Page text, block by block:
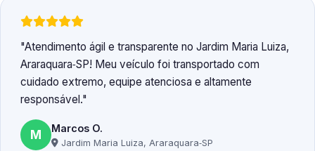
Atendimento ágil e transparente no Jardim Maria Luiza,
Araraquara‑SP! Meu veículo foi transportado com
cuidado extremo, equipe atenciosa e altamente
responsável.
M Marcos O.
Jardim Maria Luiza, Araraquara‑SP